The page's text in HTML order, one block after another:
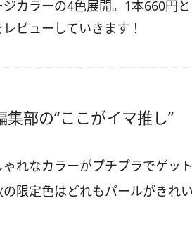
ジカラーの4色展開。1本660円
ビューしていきます！
集部の“ここがイマ推し”
ゃれなカラーがプチプラでゲッ
の限定色はどれもパールがきれ